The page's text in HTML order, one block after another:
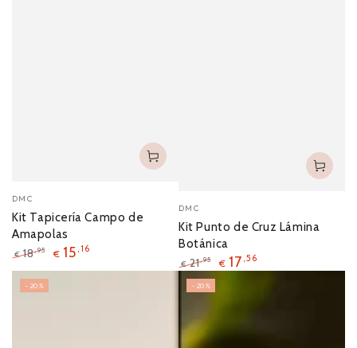
DMC
Kit Tapicería Campo de
Amapolas
€ 18,95 € 15 ,16
DMC
Kit Punto de Cruz Lámina
Botánica
€ 21 ,95 € 17 ,56
–20% –20%